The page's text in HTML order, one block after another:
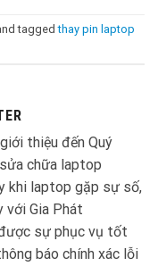
taggedthay pin laptop
thiệu đến Quý
chữa laptop
khi laptop gặp sự số,
với Gia Phát
sự phục vụ tốt
báo chính xác lỗi